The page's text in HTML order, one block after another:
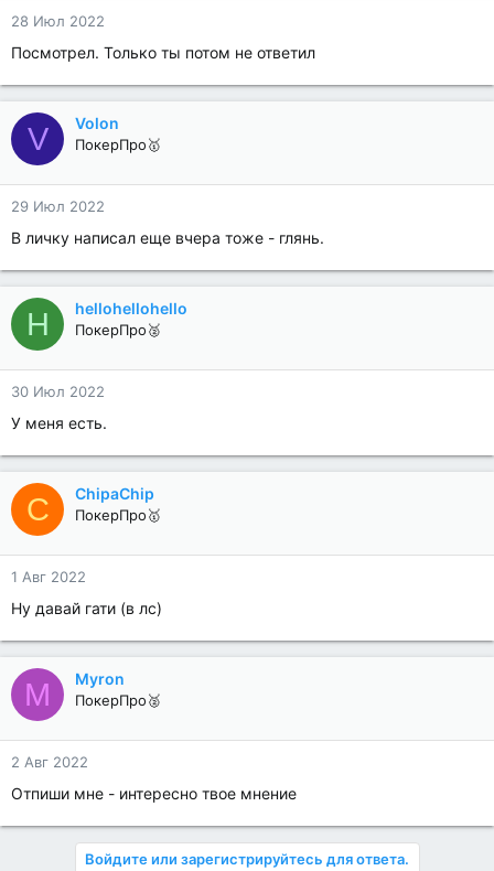
28 Июл 2022
Посмотрел. Только ты потом не ответил
V Volon
ПокерПро🥇
29 Июл 2022
В личку написал еще вчера тоже - глянь.
H hellohellohello
ПокерПро🥈
30 Июл 2022
У меня есть.
C ChipaChip
ПокерПро🥇
1 Авг 2022
Ну давай гати (в лс)
M Myron
ПокерПро🥈
2 Авг 2022
Отпиши мне - интересно твое мнение
Войдите или зарегистрируйтесь для ответа.